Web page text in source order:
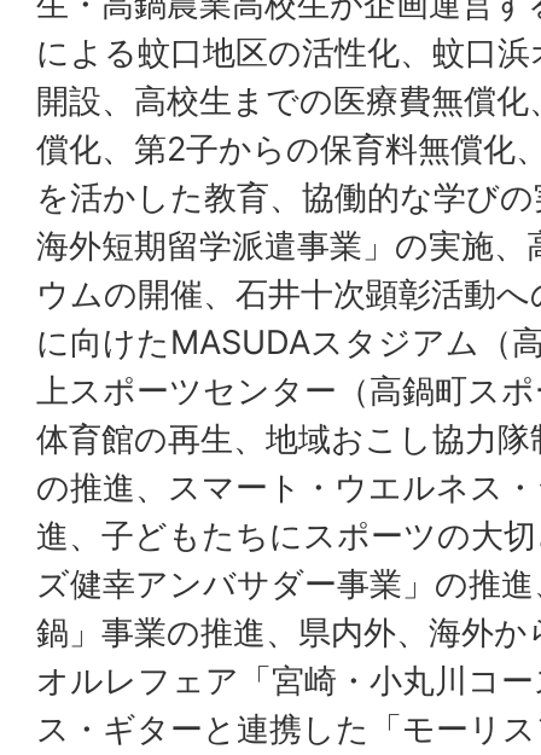
による蚊口地区の活性化、蚊口
開設、高校生までの医療費無償
償化、第2子からの保育料無償化
を活かした教育、協働的な学び
海外短期留学派遣事業」の実施
ウムの開催、石井十次顕彰活動
に向けたMASUDAスタジアム（
上スポーツセンター（高鍋町ス
体育館の再生、地域おこし協力
の推進、スマート・ウエルネス
進、子どもたちにスポーツの大
ズ健幸アンバサダー事業」の推
鍋」事業の推進、県内外、海外
オルレフェア「宮崎・小丸川コ
ス・ギターと連携した「モーリ